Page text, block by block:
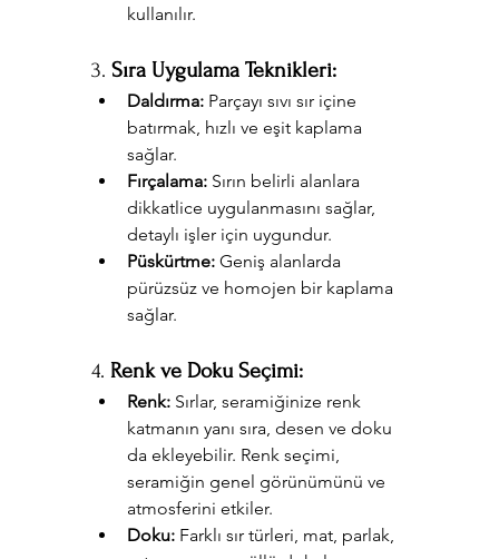
kullanılır.
3. Sıra Uygulama Teknikleri:
Daldırma: Parçayı sıvı sır içine
batırmak, hızlı ve eşit kaplama
sağlar.
Fırçalama: Sırın belirli alanlara
dikkatlice uygulanmasını sağlar,
detaylı işler için uygundur.
Püskürtme: Geniş alanlarda
pürüzsüz ve homojen bir kaplama
sağlar.
4. Renk ve Doku Seçimi:
Renk: Sırlar, seramiğinize renk
katmanın yanı sıra, desen ve doku
da ekleyebilir. Renk seçimi,
seramiğin genel görünümünü ve
atmosferini etkiler.
Doku: Farklı sır türleri, mat, parlak,